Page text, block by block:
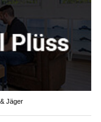
Jäger